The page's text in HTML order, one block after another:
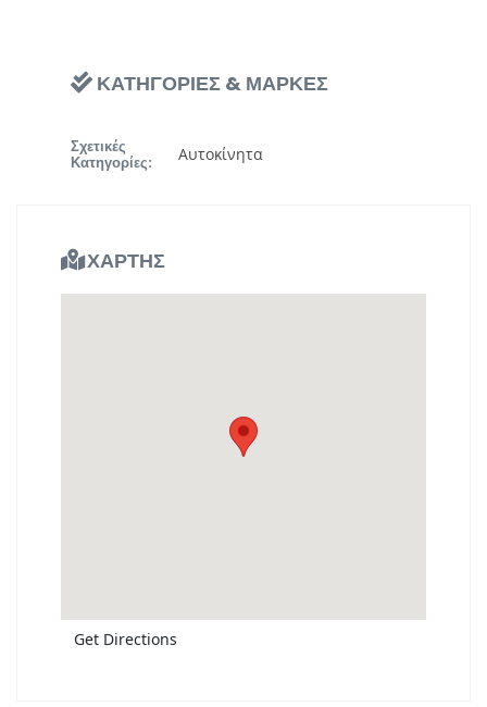
ΚΑΤΗΓΟΡΙΕΣ & ΜΑΡΚΕΣ
Σχετικές
Κατηγορίες: Αυτοκίνητα
ΧΑΡΤΗΣ
Get Directions